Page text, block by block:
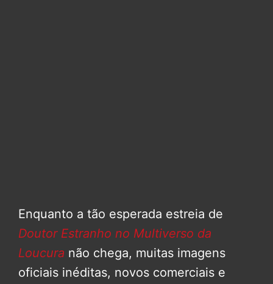
Enquanto a tão esperada estreia de
Doutor Estranho no Multiverso da
Loucura não chega, muitas imagens
oficiais inéditas, novos comerciais e